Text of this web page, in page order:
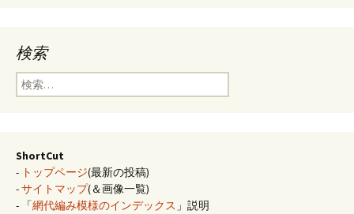
検索
検
索:
ShortCut
- トップページ(最新の投稿)
-サイトマップ(＆画像一覧)
- 「網代編み模様のインデックス 」説明